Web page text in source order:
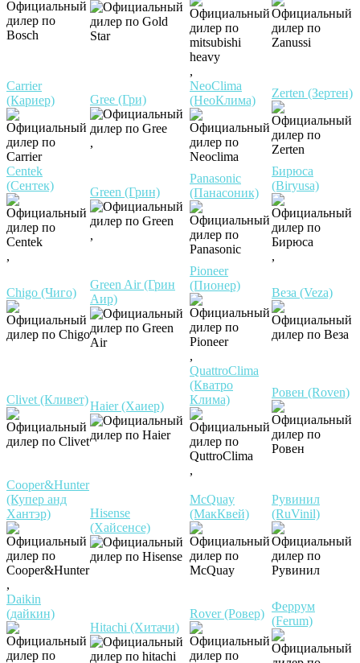
,
Carrier
(Кариер)
Gree (Гри)
,
NeoClima
(НеоКлима)
Zerten (Зертен)
Centek
(Сентек)
,
Green (Грин)
,
Panasonic
(Панасоник)
Бирюса
(Biryusa)
,
Chigo (Чиго)
Green Air (Грин
Аир)
Pioneer
(Пионер)
,
Веза (Veza)
Clivet (Кливет)Haier (Хаиер)
QuattroClima
(Кватро
Клима)
,
Ровен (Roven)
Cooper&Hunter
(Купер анд
Хантэр)
,
Hisense
(Хайсенсе)
McQuay
(МакКвей)
Рувинил
(RuVinil)
Daikin
(дайкин)
Hitachi (Хитачи)
Rover (Ровер)
Феррум
(Ferum)